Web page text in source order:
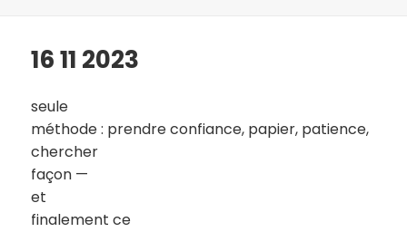
16 11 2023
seule
méthode : prendre confiance, papier, patience,
chercher
façon —
et
finalement ce